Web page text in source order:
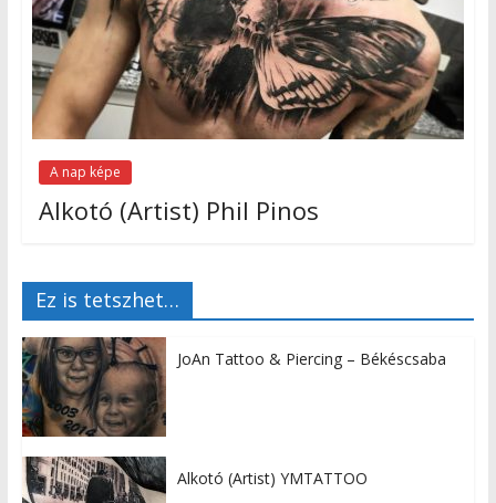
A nap képe
Alkotó (Artist) Phil Pinos
Ez is tetszhet…
JoAn Tattoo & Piercing – Békéscsaba
Alkotó (Artist) YMTATTOO